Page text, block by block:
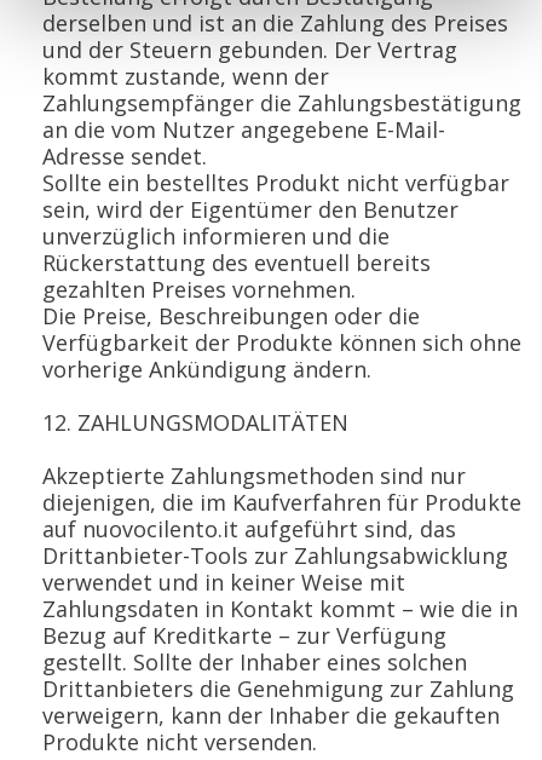
derselben und ist an die Zahlung des Preises
und der Steuern gebunden. Der Vertrag
kommt zustande, wenn der
Zahlungsempfänger die Zahlungsbestätigung
an die vom Nutzer angegebene E-Mail-
Adresse sendet.
Sollte ein bestelltes Produkt nicht verfügbar
sein, wird der Eigentümer den Benutzer
unverzüglich informieren und die
Rückerstattung des eventuell bereits
gezahlten Preises vornehmen.
Die Preise, Beschreibungen oder die
Verfügbarkeit der Produkte können sich ohne
vorherige Ankündigung ändern.
12. ZAHLUNGSMODALITÄTEN
Akzeptierte Zahlungsmethoden sind nur
diejenigen, die im Kaufverfahren für Produkte
auf nuovocilento.it aufgeführt sind, das
Drittanbieter-Tools zur Zahlungsabwicklung
verwendet und in keiner Weise mit
Zahlungsdaten in Kontakt kommt – wie die in
Bezug auf Kreditkarte – zur Verfügung
gestellt. Sollte der Inhaber eines solchen
Drittanbieters die Genehmigung zur Zahlung
verweigern, kann der Inhaber die gekauften
Produkte nicht versenden.